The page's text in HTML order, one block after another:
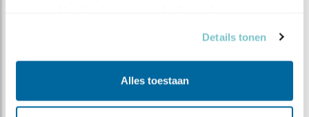
Details tonen
Alles toestaan
ZOALS EEN STORM
Eind maart had een hevige storm in Spanje ernstige